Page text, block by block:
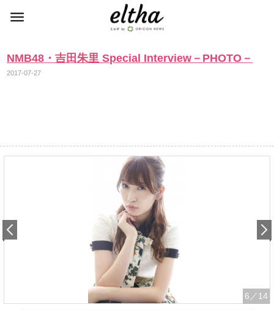
NMB48・吉田朱里 Special Interview－PHOTO－
2017-07-27
6 ／14